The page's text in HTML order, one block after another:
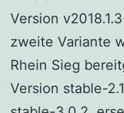
Version
zweite Variante
Rhein Sieg
Version stable-